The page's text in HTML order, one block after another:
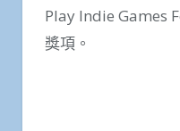
Play Indie Games
獎項。